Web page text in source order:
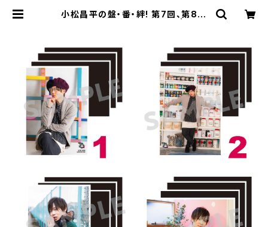
小松昌平の盤・番・絆! 第7回、第8回